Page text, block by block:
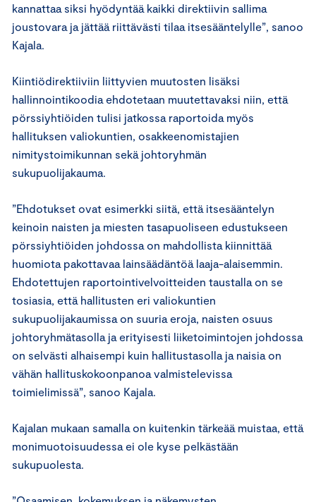
kannattaa siksi hyödyntää kaikki direktiivin sallima
joustovara ja jättää riittävästi tilaa itsesääntelylle”, sanoo
Kajala.
Kiintiödirektiiviin liittyvien muutosten lisäksi
hallinnointikoodia ehdotetaan muutettavaksi niin, että
pörssiyhtiöiden tulisi jatkossa raportoida myös
hallituksen valiokuntien, osakkeenomistajien
nimitystoimikunnan sekä johtoryhmän
sukupuolijakauma.
”Ehdotukset ovat esimerkki siitä, että itsesääntelyn
keinoin naisten ja miesten tasapuoliseen edustukseen
pörssiyhtiöiden johdossa on mahdollista kiinnittää
huomiota pakottavaa lainsäädäntöä laaja-alaisemmin.
Ehdotettujen raportointivelvoitteiden taustalla on se
tosiasia, että hallitusten eri valiokuntien
sukupuolijakaumissa on suuria eroja, naisten osuus
johtoryhmätasolla ja erityisesti liiketoimintojen johdossa
on selvästi alhaisempi kuin hallitustasolla ja naisia on
vähän hallituskokoonpanoa valmistelevissa
toimielimissä”, sanoo Kajala.
Kajalan mukaan samalla on kuitenkin tärkeää muistaa, että
monimuotoisuudessa ei ole kyse pelkästään
sukupuolesta.